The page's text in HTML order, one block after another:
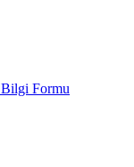
Formu